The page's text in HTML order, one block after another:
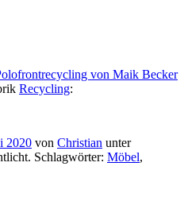
von Maik Becker
Recycling:
2020 von Christian unter
Schlagwörter: Möbel,